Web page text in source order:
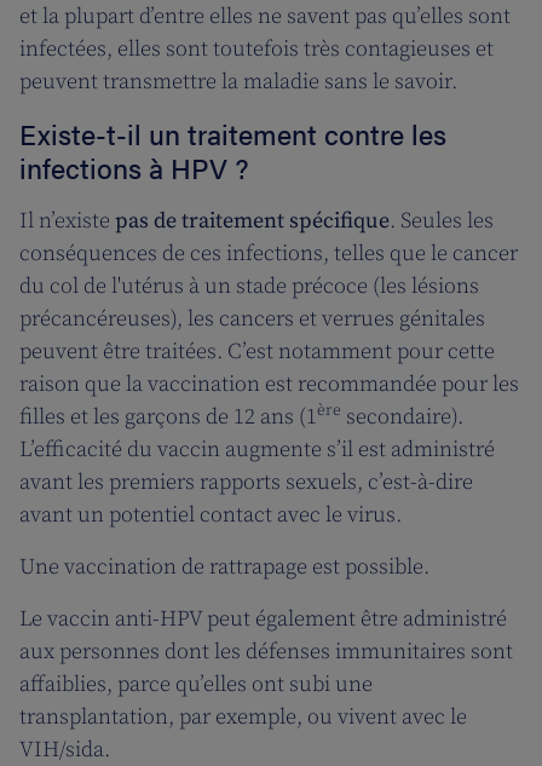
et la plupart d’entre elles ne savent pas qu’elles sont
infectées, elles sont toutefois très contagieuses et
peuvent transmettre la maladie sans le savoir.
Existe-t-il un traitement contre les
infections à HPV ?
Il n’existe pas de traitement spécifique. Seules les
conséquences de ces infections, telles que le cancer
du col de l'utérus à un stade précoce (les lésions
précancéreuses), les cancers et verrues génitales
peuvent être traitées. C’est notamment pour cette
raison que la vaccination est recommandée pour les
filles et les garçons de 12 ans (1ère secondaire).
L’efficacité du vaccin augmente s’il est administré
avant les premiers rapports sexuels, c’est-à-dire
avant un potentiel contact avec le virus.
Une vaccination de rattrapage est possible.
Le vaccin anti-HPV peut également être administré
aux personnes dont les défenses immunitaires sont
affaiblies, parce qu’elles ont subi une
transplantation, par exemple, ou vivent avec le
VIH/sida.